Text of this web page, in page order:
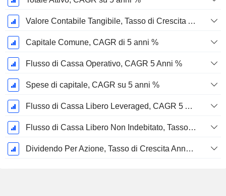
Valore Contabile Tangibile, Tasso di Crescita Annuo Composto a 5 Anni %
Capitale Comune, CAGR di 5 anni %
Flusso di Cassa Operativo, CAGR 5 Anni %
Spese di capitale, CAGR su 5 anni %
Flusso di Cassa Libero Leveraged, CAGR 5 Anni %
Flusso di Cassa Libero Non Indebitato, Tasso di Crescita Annuo Composto su 5 Anni %
Dividendo Per Azione, Tasso di Crescita Annuo Composto a 5 Anni %